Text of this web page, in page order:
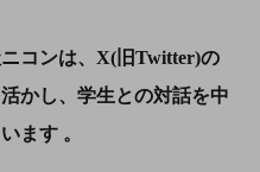
コンは、X(旧Twitter)の
かし、学生との対話を中
ます 。